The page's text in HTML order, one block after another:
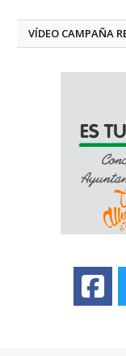
VÍDEO CAMPAÑA